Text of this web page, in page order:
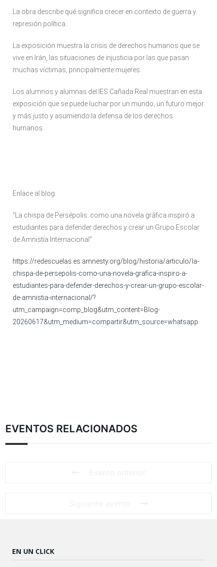
La obra describe qué significa crecer en contexto de guerra y
represión política.
La exposición muestra la crisis de derechos humanos que se
vive en Irán, las situaciones de injusticia por las que pasan
muchas víctimas, principalmente mujeres.
Los alumnos y alumnas del IES Cañada Real muestran en esta
exposición que se puede luchar por un mundo, un futuro mejor
y más justo y asumiendo la defensa de los derechos
humanos.
Enlace al blog
“La chispa de Persépolis: como una novela gráfica inspiró a
estudiantes para defender derechos y crear un Grupo Escolar
de Amnistía Internacional”
https://redescuelas.es.amnesty.org/blog/historia/articulo/la-
chispa-de-persepolis-como-una-novela-grafica-inspiro-a-
estudiantes-para-defender-derechos-y-crear-un-grupo-escolar-
de-amnistia-internacional/?
utm_campaign=comp_blog&utm_content=Blog-
20260617&utm_medium=compartir&utm_source=whatsapp
EVENTOS RELACIONADOS
EN UN CLICK